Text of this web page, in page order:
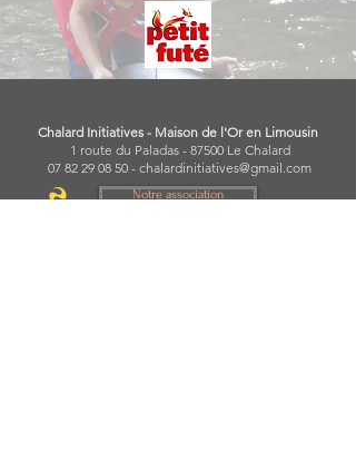
Chalard Initiatives - Maison de l'Or en Limousin
1 route du Paladas - 87500 Le Chalard
07 82 29 08 50 - chalardinitiatives@gmail.com
Notre association